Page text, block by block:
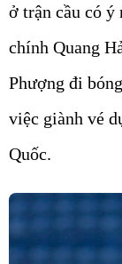
ở trận cầu có ý
chính Quang
Phượng đi
việc giành vé
Quốc.